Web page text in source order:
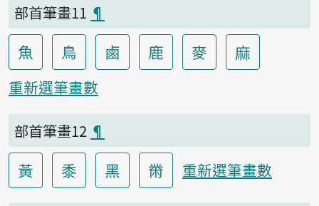
部首筆畫11 ¶
魚 鳥 鹵 鹿 麥 麻
重新選筆畫數
部首筆畫12 ¶
黃 黍 黑 黹 重新選筆畫數